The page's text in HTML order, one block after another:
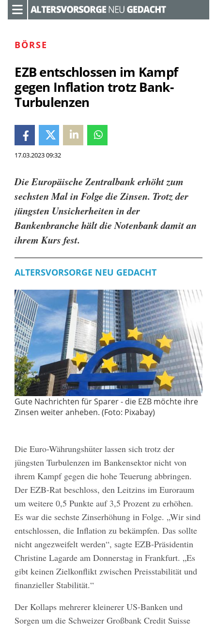
BÖRSE
EZB entschlossen im Kampf
gegen Inflation trotz Bank-
Turbulenzen
17.03.2023 09:32
Die Europäische Zentralbank erhöht zum
sechsten Mal in Folge die Zinsen. Trotz der
jüngsten Unsicherheiten in der
Bankenbranche hält die Notenbank damit an
ihrem Kurs fest.
ALTERSVORSORGE NEU GEDACHT
Gute Nachrichten für Sparer - die EZB möchte ihre
Zinsen weiter anheben. (Foto: Pixabay)
Die Euro-Währungshüter lassen sich trotz der
jüngsten Turbulenzen im Bankensektor nicht von
ihrem Kampf gegen die hohe Teuerung abbringen.
Der EZB-Rat beschloss, den Leitzins im Euroraum
um weitere 0,5 Punkte auf 3,5 Prozent zu erhöhen.
Es war die sechste Zinserhöhung in Folge. „Wir sind
entschlossen, die Inflation zu bekämpfen. Das sollte
nicht angezweifelt werden“, sagte EZB-Präsidentin
Christine Lagarde am Donnerstag in Frankfurt. „Es
gibt keinen Zielkonflikt zwischen Preisstabilität und
finanzieller Stabilität.“
Der Kollaps mehrerer kleinerer US-Banken und
Sorgen um die Schweizer Großbank Credit Suisse